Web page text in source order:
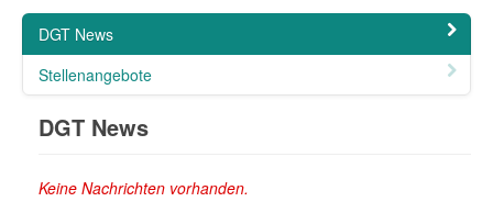
DGT News
Stellenangebote
DGT News
Keine Nachrichten vorhanden.